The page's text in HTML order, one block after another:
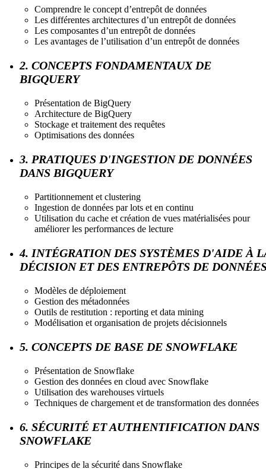
Comprendre le concept d’entrepôt de données
Les différentes architectures d’un entrepôt de données
Les composantes d’un entrepôt de données
Les avantages de l’utilisation d’un entrepôt de données
2. CONCEPTS FONDAMENTAUX DE
BIGQUERY
Présentation de BigQuery
Architecture de BigQuery
Stockage et traitement des requêtes
Optimisations des données
3. PRATIQUES D'INGESTION DE DONNÉES
DANS BIGQUERY
Partitionnement et clustering
Ingestion de données par lots et en continu
Utilisation du cache et création de vues matérialisées pour
améliorer les performances de lecture
4. INTÉGRATION DES SYSTÈMES D'AIDE À
DÉCISION ET DES ENTREPÔTS DE
Modèles de déploiement
Gestion des métadonnées
Outils de restitution : reporting et data mining
Modélisation et organisation de projets décisionnels
5. CONCEPTS DE BASE DE SNOWFLAKE
Présentation de Snowflake
Gestion des données en cloud avec Snowflake
Utilisation des warehouses virtuels
Techniques de chargement et de transformation des données
6. SÉCURITÉ ET AUTHENTIFICATION DANS
SNOWFLAKE
Principes de la sécurité dans Snowflake